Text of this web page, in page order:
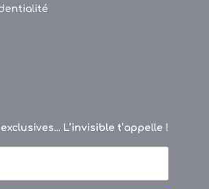
L’invisible t’appelle !